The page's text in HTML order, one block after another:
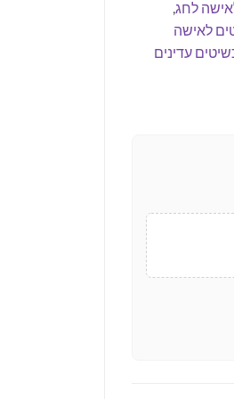
לחג,
לאישה
עדינים